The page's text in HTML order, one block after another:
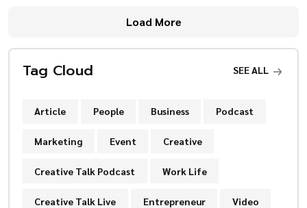
Load More
Tag Cloud SEE ALL
Article People Business Podcast
Marketing Event Creative
Creative Talk Podcast Work Life
Creative Talk Live Entrepreneur Video